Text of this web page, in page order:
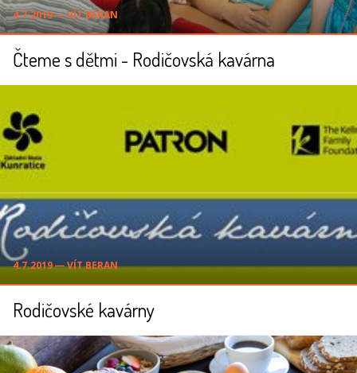
4.7.2019 ― VÍT BERAN
Čteme s dětmi - Rodičovská kavárna
4.7.2019 ― VÍT BERAN
Rodičovské kavárny